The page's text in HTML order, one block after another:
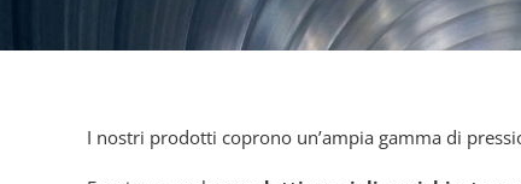
I nostri prodotti coprono un’ampia gamma di